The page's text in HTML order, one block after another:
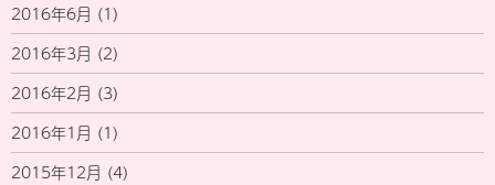
2016年6月 (1)
2016年3月 (2)
2016年2月 (3)
2016年1月 (1)
2015年12月 (4)